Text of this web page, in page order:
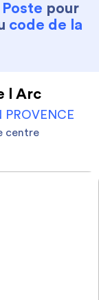
Poste pour
code de la
l Arc
PROVENCE
centre